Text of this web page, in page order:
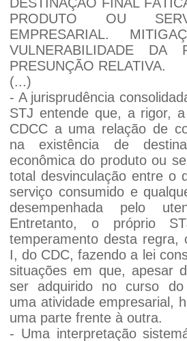
PRODUTO OU
EMPRESARIAL.
VULNERABILIDADE DA
PRESUNÇÃO RELATIVA.
(...)
- A jurisprudência
STJ entende que, a rigor,
CDCC a uma relação de
na existência de
econômica do produto ou
total desvinculação entre o
serviço consumido e
desempenhada pelo
Entretanto, o próprio
temperamento desta regra,
I, do CDC, fazendo a lei
situações em que, apesar
ser adquirido no curso do
uma atividade empresarial,
uma parte frente à outra.
- Uma interpretação